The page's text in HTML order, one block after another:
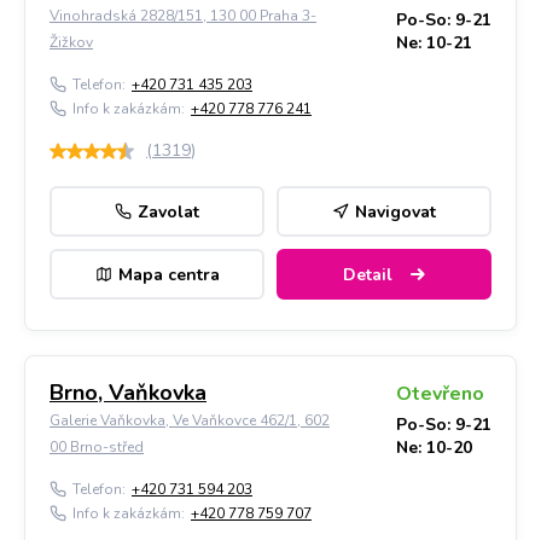
Vinohradská 2828/151, 130 00 Praha 3-
Žižkov
Po-So: 9-21
Ne: 10-21
Telefon: +420 731 435 203
Info k zakázkám: +420 778 776 241
(1319)
Zavolat Navigovat
Mapa centra Detail
Brno, Vaňkovka
Galerie Vaňkovka, Ve Vaňkovce 462/1, 602
00 Brno-střed
Otevřeno
Po-So: 9-21
Ne: 10-20
Telefon: +420 731 594 203
Info k zakázkám: +420 778 759 707